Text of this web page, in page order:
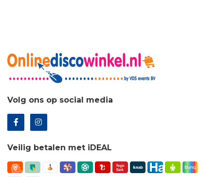
Volg ons op social media
Veilig betalen met iDEAL